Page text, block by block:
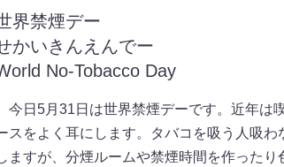
界禁煙デー
かいきんえんでー
No-Tobacco Day
今日5月31日は世界禁煙デーです。近年は
スをよく耳にします。タバコを吸う人吸
ますが、分煙ルームや禁煙時間を作ったり